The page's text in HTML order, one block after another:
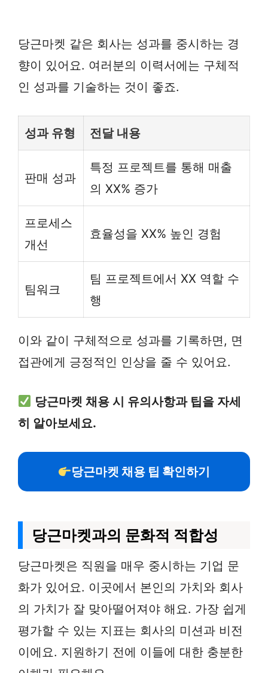
당근마켓 같은 회사는 성과를 중시하는 경
향이 있어요. 여러분의 이력서에는 구체적
인 성과를 기술하는 것이 좋죠.
성과 유형 전달 내용
판매 성과
특정 프로젝트를 통해 매출
의 XX% 증가
프로세스
개선
효율성을 XX% 높인 경험
팀워크
팀 프로젝트에서 XX 역할 수
행
이와 같이 구체적으로 성과를 기록하면, 면
접관에게 긍정적인 인상을 줄 수 있어요.
당근마켓 채용 시 유의사항과 팁을 자세
히 알아보세요.
당근마켓 채용 팁 확인하기
당근마켓과의 문화적 적합성
당근마켓은 직원을 매우 중시하는 기업 문
화가 있어요. 이곳에서 본인의 가치와 회사
의 가치가 잘 맞아떨어져야 해요. 가장 쉽게
평가할 수 있는 지표는 회사의 미션과 비전
이에요. 지원하기 전에 이들에 대한 충분한